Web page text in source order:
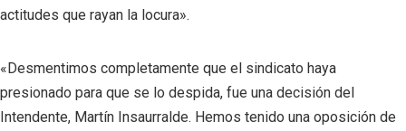
actitudes que rayan la locura».
«Desmentimos completamente que el sindicato haya
presionado para que se lo despida, fue una decisión del
Intendente, Martín Insaurralde. Hemos tenido una oposición de